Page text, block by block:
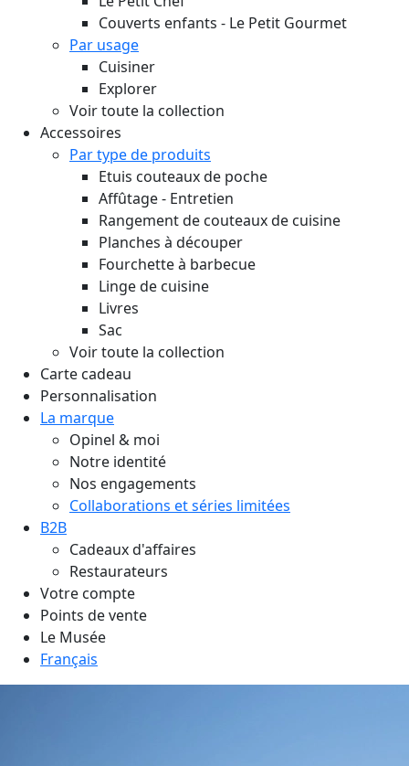
Couverts enfants - Le Petit Gourmet
Par usage
Cuisiner
Explorer
Voir toute la collection
Accessoires
Par type de produits
Etuis couteaux de poche
Affûtage - Entretien
Rangement de couteaux de cuisine
Planches à découper
Fourchette à barbecue
Linge de cuisine
Livres
Sac
Voir toute la collection
Carte cadeau
Personnalisation
La marque
Opinel & moi
Notre identité
Nos engagements
Collaborations et séries limitées
B2B
Cadeaux d'affaires
Restaurateurs
Votre compte
Points de vente
Le Musée
Français